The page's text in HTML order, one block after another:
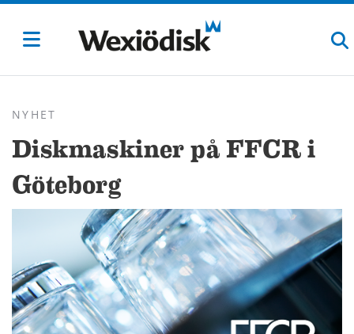
NYHET
Diskmaskiner på FFCR i
Göteborg